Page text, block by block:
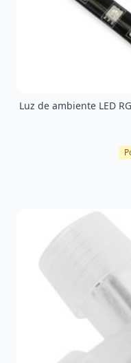
Luz de ambiente LED